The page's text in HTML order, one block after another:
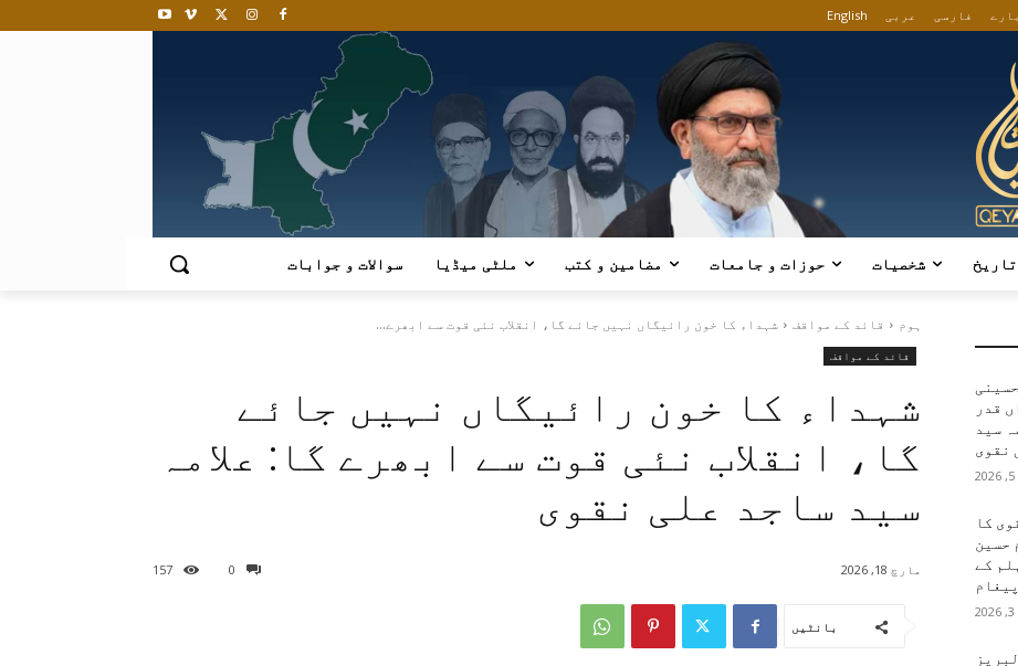
English عربی فارسی
تاریخ شخصیات حوزات و جامعات مضامین و کتب ملٹی میڈیا سوالات و جوابات
ہوم قائد کے مواقف شہداء کا خون رائیگاں نہیں جائے گا، انقلاب نئی قوت سے ابھرے...
قائد کے مواقف
شہداء کا خون رائیگاں نہیں جائے
گا، انقلاب نئی قوت سے ابھرے گا: علامہ
سید ساجد علی نقوی
0
157 مارچ 18, 2026
بانٹیں
قدر
سید
نقوی
کا
حسین
کے